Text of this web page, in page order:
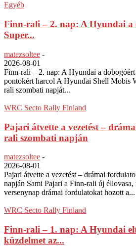
Egyéb
Finn-rali – 2. nap: A Hyundai a
Super...
matezsoltee -
2026-08-01
Finn-rali – 2. nap: A Hyundai a dobogóért
pontokért harcol A Hyundai Shell Mobis
rali szombati napját...
WRC Secto Rally Finland
Pajari átvette a vezetést –
rali szombati napján
matezsoltee -
2026-08-01
Pajari átvette a vezetést – drámai
napján Sami Pajari a Finn-rali új éllovasa,
versenynap drámai fordulatokat hozott a...
WRC Secto Rally Finland
Finn-rali – 1. nap: A Hyundai
küzdelmet az...